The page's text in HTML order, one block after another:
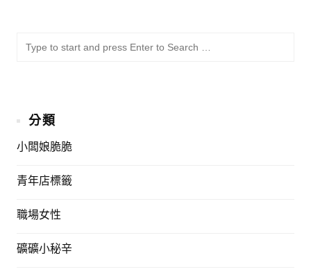
分類
小闆娘脆脆
青年店標籤
職場女性
礦礦小秘辛